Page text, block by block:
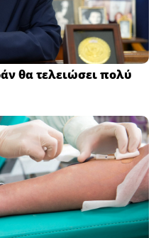
θα τελειώσει πολύ